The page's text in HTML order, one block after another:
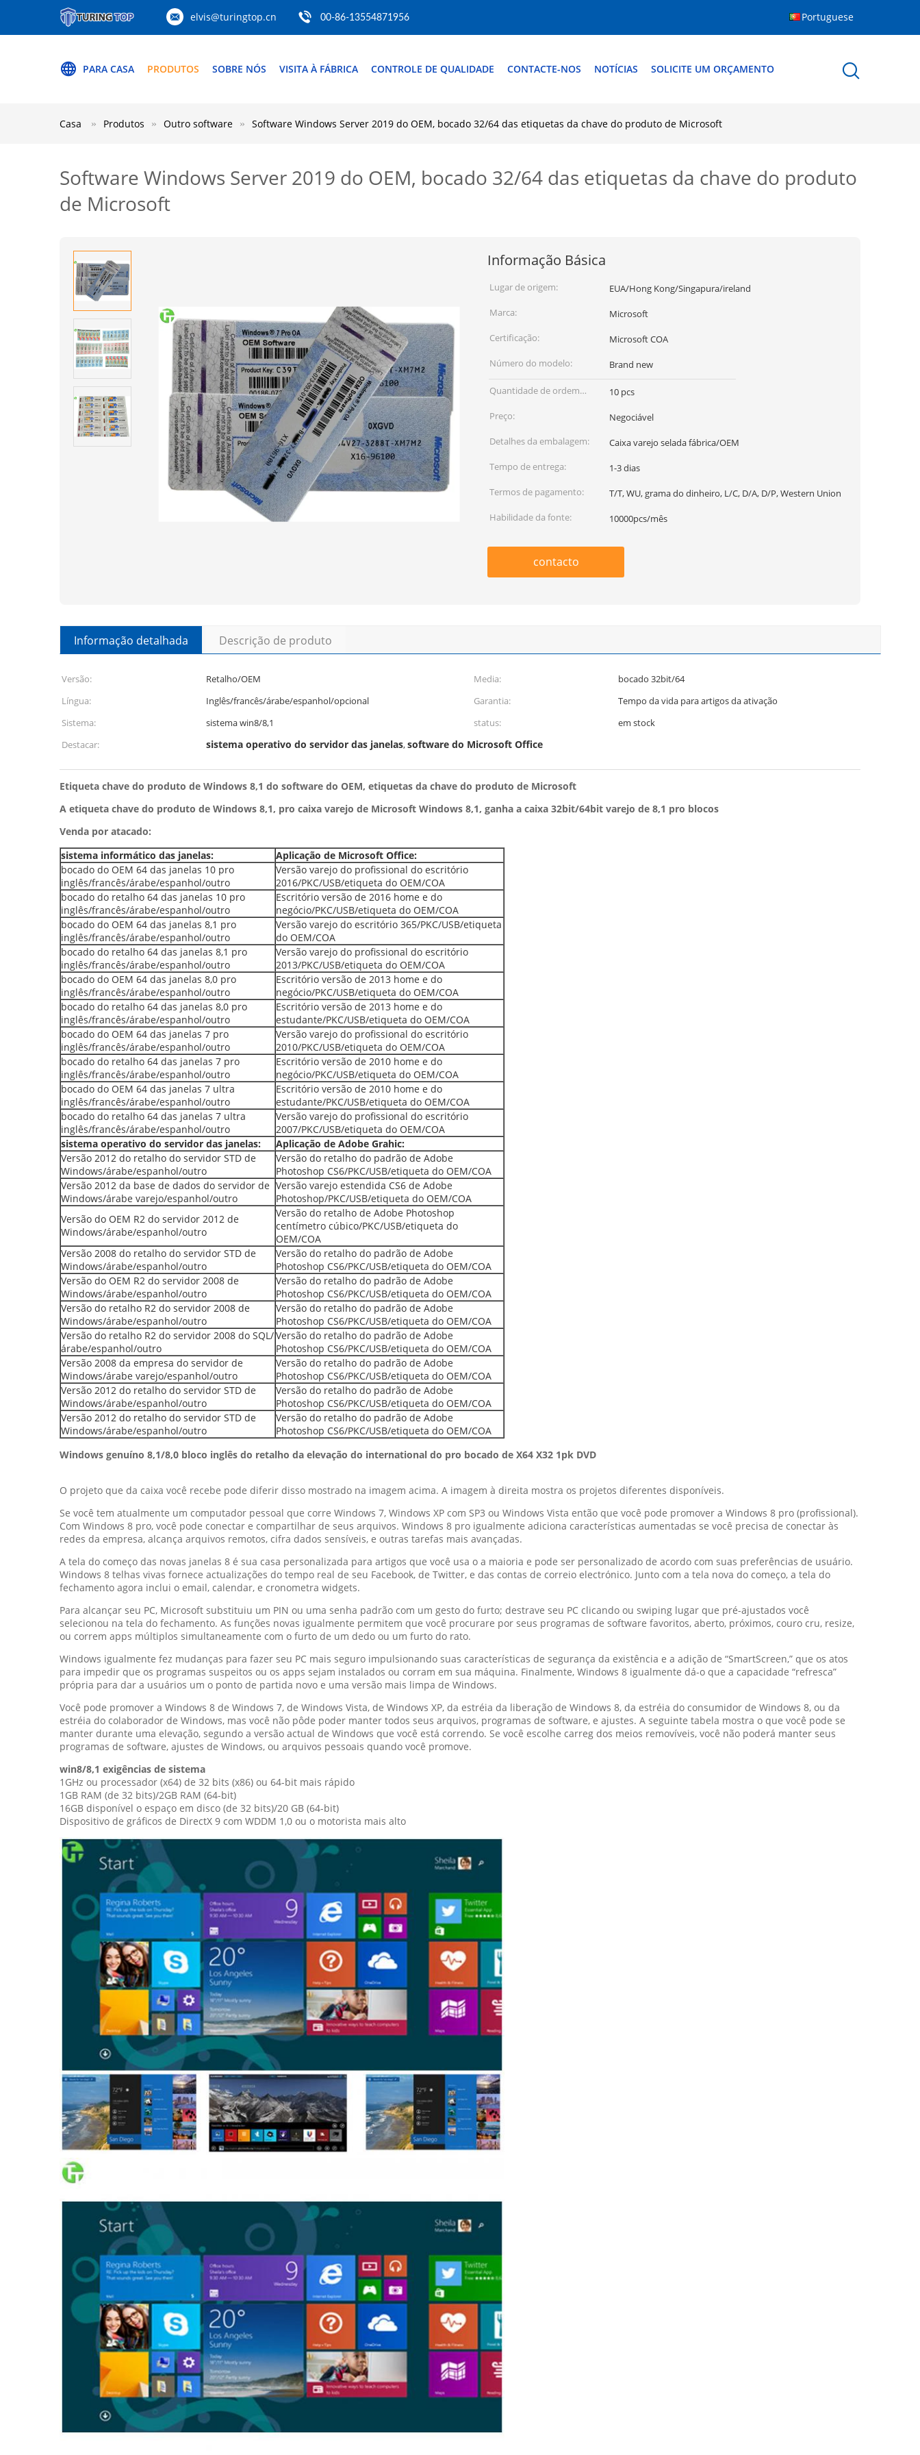
elvis@turingtop.cn 00-86-13554871956 Portuguese
PARA CASA PRODUTOS SOBRE NÓS VISITA À FÁBRICA CONTROLE DE QUALIDADE CONTACTE-NOS NOTÍCIAS SOLICITE UM ORÇAMENTO
Casa Produtos Outro software Software Windows Server 2019 do OEM, bocado 32/64 das etiquetas da chave do produto de Microsoft
Software Windows Server 2019 do OEM, bocado 32/64 das etiquetas da chave do produto
de Microsoft
Informação Básica
Lugar de origem:
EUA/Hong Kong/Singapura/ireland
Marca:
Microsoft
Certificação:
Microsoft COA
Número do modelo:
Brand new
Quantidade de ordem
mínima:
10 pcs
Preço:
Negociável
Detalhes da embalagem:
Caixa varejo selada fábrica/OEM
Tempo de entrega:
1-3 dias
Termos de pagamento:
T/T, WU, grama do dinheiro, L/C, D/A, D/P, Western Union
Habilidade da fonte:
10000pcs/mês
contacto
Informação detalhada Descrição de produto
Versão: Retalho/OEM Media:
bocado 32bit/64
Língua:
Inglês/francês/árabe/espanhol/opcional Garantia:
Tempo da vida para artigos da ativação
Sistema:
sistema win8/8,1 status:
em stock
Destacar:
sistema operativo do servidor das janelas,software do Microsoft Office
Etiqueta chave do produto de Windows 8,1 do software do OEM, etiquetas da chave do produto de Microsoft
A etiqueta chave do produto de Windows 8,1, pro caixa varejo de Microsoft Windows 8,1, ganha a caixa 32bit/64bit varejo de 8,1 pro blocos
Venda por atacado:
sistema informático das janelas:
Aplicação de Microsoft Office:
bocado do OEM 64 das janelas 10 pro
inglês/francês/árabe/espanhol/outro
Versão varejo do profissional do escritório
2016/PKC/USB/etiqueta do OEM/COA
bocado do retalho 64 das janelas 10 pro
inglês/francês/árabe/espanhol/outro
Escritório versão de 2016 home e do
negócio/PKC/USB/etiqueta do OEM/COA
bocado do OEM 64 das janelas 8,1 pro
inglês/francês/árabe/espanhol/outro
Versão varejo do escritório 365/PKC/USB/etiqueta
do OEM/COA
bocado do retalho 64 das janelas 8,1 pro
inglês/francês/árabe/espanhol/outro
Versão varejo do profissional do escritório
2013/PKC/USB/etiqueta do OEM/COA
bocado do OEM 64 das janelas 8,0 pro
inglês/francês/árabe/espanhol/outro
Escritório versão de 2013 home e do
negócio/PKC/USB/etiqueta do OEM/COA
bocado do retalho 64 das janelas 8,0 pro
inglês/francês/árabe/espanhol/outro
Escritório versão de 2013 home e do
estudante/PKC/USB/etiqueta do OEM/COA
bocado do OEM 64 das janelas 7 pro
inglês/francês/árabe/espanhol/outro
Versão varejo do profissional do escritório
2010/PKC/USB/etiqueta do OEM/COA
bocado do retalho 64 das janelas 7 pro
inglês/francês/árabe/espanhol/outro
Escritório versão de 2010 home e do
negócio/PKC/USB/etiqueta do OEM/COA
bocado do OEM 64 das janelas 7 ultra
inglês/francês/árabe/espanhol/outro
Escritório versão de 2010 home e do
estudante/PKC/USB/etiqueta do OEM/COA
bocado do retalho 64 das janelas 7 ultra
inglês/francês/árabe/espanhol/outro
Versão varejo do profissional do escritório
2007/PKC/USB/etiqueta do OEM/COA
sistema operativo do servidor das janelas:
Aplicação de Adobe Grahic:
Versão 2012 do retalho do servidor STD de
Windows/árabe/espanhol/outro
Versão do retalho do padrão de Adobe
Photoshop CS6/PKC/USB/etiqueta do OEM/COA
Versão 2012 da base de dados do servidor de
Windows/árabe varejo/espanhol/outro
Versão varejo estendida CS6 de Adobe
Photoshop/PKC/USB/etiqueta do OEM/COA
Versão do OEM R2 do servidor 2012 de
Windows/árabe/espanhol/outro
Versão do retalho de Adobe Photoshop
centímetro cúbico/PKC/USB/etiqueta do
OEM/COA
Versão 2008 do retalho do servidor STD de
Windows/árabe/espanhol/outro
Versão do retalho do padrão de Adobe
Photoshop CS6/PKC/USB/etiqueta do OEM/COA
Versão do OEM R2 do servidor 2008 de
Windows/árabe/espanhol/outro
Versão do retalho do padrão de Adobe
Photoshop CS6/PKC/USB/etiqueta do OEM/COA
Versão do retalho R2 do servidor 2008 de
Windows/árabe/espanhol/outro
Versão do retalho do padrão de Adobe
Photoshop CS6/PKC/USB/etiqueta do OEM/COA
Versão do retalho R2 do servidor 2008 do SQL/
árabe/espanhol/outro
Versão do retalho do padrão de Adobe
Photoshop CS6/PKC/USB/etiqueta do OEM/COA
Versão 2008 da empresa do servidor de
Windows/árabe varejo/espanhol/outro
Versão do retalho do padrão de Adobe
Photoshop CS6/PKC/USB/etiqueta do OEM/COA
Versão 2012 do retalho do servidor STD de
Windows/árabe/espanhol/outro
Versão do retalho do padrão de Adobe
Photoshop CS6/PKC/USB/etiqueta do OEM/COA
Versão 2012 do retalho do servidor STD de
Windows/árabe/espanhol/outro
Versão do retalho do padrão de Adobe
Photoshop CS6/PKC/USB/etiqueta do OEM/COA
Windows genuíno 8,1/8,0 bloco inglês do retalho da elevação do international do pro bocado de X64 X32 1pk DVD
O projeto que da caixa você recebe pode diferir disso mostrado na imagem acima. A imagem à direita mostra os projetos diferentes disponíveis.
Se você tem atualmente um computador pessoal que corre Windows 7, Windows XP com SP3 ou Windows Vista então que você pode promover a Windows 8 pro (profissional).
Com Windows 8 pro, você pode conectar e compartilhar de seus arquivos. Windows 8 pro igualmente adiciona características aumentadas se você precisa de conectar às
redes da empresa, alcança arquivos remotos, cifra dados sensíveis, e outras tarefas mais avançadas.
A tela do começo das novas janelas 8 é sua casa personalizada para artigos que você usa o a maioria e pode ser personalizado de acordo com suas preferências de usuário.
Windows 8 telhas vivas fornece actualizações do tempo real de seu Facebook, de Twitter, e das contas de correio electrónico. Junto com a tela nova do começo, a tela do
fechamento agora inclui o email, calendar, e cronometra widgets.
Para alcançar seu PC, Microsoft substituiu um PIN ou uma senha padrão com um gesto do furto; destrave seu PC clicando ou swiping lugar que pré-ajustados você
selecionou na tela do fechamento. As funções novas igualmente permitem que você procurare por seus programas de software favoritos, aberto, próximos, couro cru, resize,
ou correm apps múltiplos simultaneamente com o furto de um dedo ou um furto do rato.
Windows igualmente fez mudanças para fazer seu PC mais seguro impulsionando suas características de segurança da existência e a adição de “SmartScreen,” que os atos
para impedir que os programas suspeitos ou os apps sejam instalados ou corram em sua máquina. Finalmente, Windows 8 igualmente dá-o que a capacidade “refresca”
própria para dar a usuários um o ponto de partida novo e uma versão mais limpa de Windows.
Você pode promover a Windows 8 de Windows 7, de Windows Vista, de Windows XP, da estréia da liberação de Windows 8, da estréia do consumidor de Windows 8, ou da
estréia do colaborador de Windows, mas você não pôde poder manter todos seus arquivos, programas de software, e ajustes. A seguinte tabela mostra o que você pode se
manter durante uma elevação, segundo a versão actual de Windows que você está correndo. Se você escolhe carreg dos meios removíveis, você não poderá manter seus
programas de software, ajustes de Windows, ou arquivos pessoais quando você promove.
win8/8,1 exigências de sistema
1GHz ou processador (x64) de 32 bits (x86) ou 64-bit mais rápido
1GB RAM (de 32 bits)/2GB RAM (64-bit)
16GB disponível o espaço em disco (de 32 bits)/20 GB (64-bit)
Dispositivo de gráficos de DirectX 9 com WDDM 1,0 ou o motorista mais alto